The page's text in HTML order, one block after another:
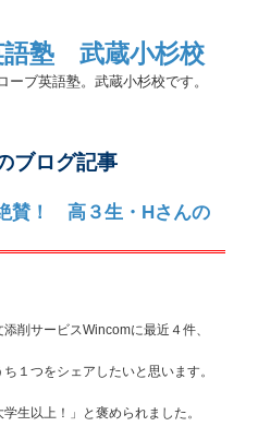
語塾 武蔵小杉校
ブ英語塾。武蔵小杉校です。
ブログ記事
賛！ 高３生・Hさんの
削サービスWincomに最近４件、
１つをシェアしたいと思います。
生以上！」と褒められました。